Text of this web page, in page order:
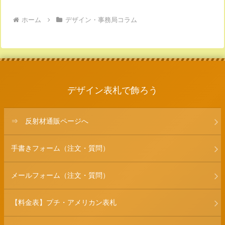
ホーム デザイン・事務局コラム
デザイン表札で飾ろう
⇒ 反射材通販ページへ
手書きフォーム（注文・質問）
メールフォーム（注文・質問）
【料金表】プチ・アメリカン表札